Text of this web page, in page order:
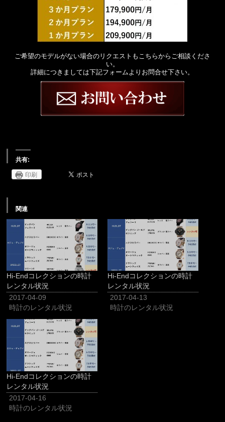
ご希望のモデルがない場合のリクエストもこちらからご相談くださ
い。
詳細につきましては下記フォームよりお問合せ下さい。
共有:
印刷
関連
Hi-Endコレクションの時計
レンタル状況
2017-04-09
時計のレンタル状況
Hi-Endコレクションの時計
レンタル状況
2017-04-13
時計のレンタル状況
Hi-Endコレクションの時計
レンタル状況
2017-04-16
時計のレンタル状況